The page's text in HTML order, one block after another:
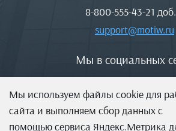
Мы используем файлы cookie для
сайта и выполняем сбор данных с
помощью сервиса Яндекс.Метрика
8-800-555-43-21
support@motiw.ru
Мы в социальных